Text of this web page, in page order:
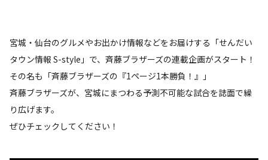
宮城・仙台のグルメやお出かけ情報などをお届けする「せんだい
タウン情報 S-style」で、斉藤ブラザーズの連載企画がスタート！
その名も「斉藤ブラザーズの『1ページ1本勝負！』」
斉藤ブラザーズが、宮城にまつわる予測不可能な試合を誌面で繰
り広げます。
ぜひチェックしてください！